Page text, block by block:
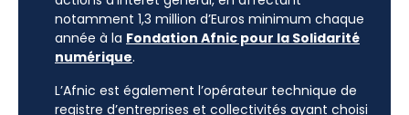
notamment 1,3 million d’Euros minimum chaque
année à la Fondation Afnic pour la Solidarité
numérique.
L’Afnic est également l’opérateur technique de
registre d’entreprises et collectivités ayant choisi